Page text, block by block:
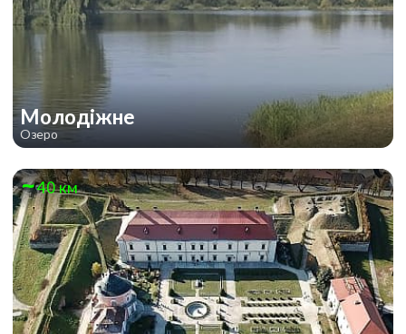
Молодіжне
Озеро
40 км